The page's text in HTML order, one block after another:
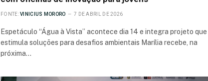
FONTE: VINICIUS MORORO 7 DE ABRIL DE 2026
Espetáculo “Água à Vista” acontece dia 14 e integra projeto que
estimula soluções para desafios ambientais Marília recebe, na
próxima…